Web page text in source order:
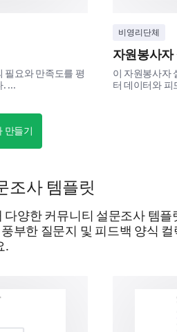
areas
suggestions or ideas that
community services?
필요와 만족도를 평
. ...
비영리단체
자원봉사
이 자원봉사자
터 데이터와 피
만들기
조사 템플릿
양한 커뮤니티 설문조사 템플
부한 질문지 및 피드백 양식
.